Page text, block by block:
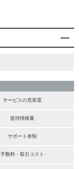
サービスの充実度
提供情報量
サポート体制
手数料・取引コスト